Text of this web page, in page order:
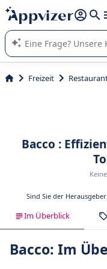
beantworten (mehrere
Die KI von Appvizer führt
von SaaS-Software in
Freizeit
Bacco :
Sind Sie der
Im Überblick
Bacco: Im